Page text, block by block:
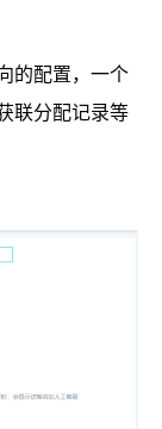
的配置，一个
联分配记录等